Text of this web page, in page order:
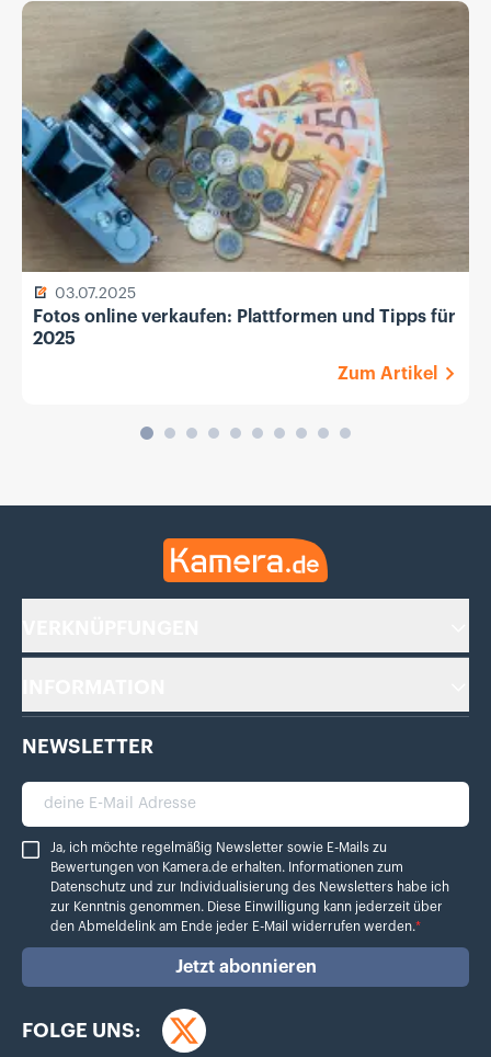
03.07.2025
Fotos online verkaufen: Plattformen und Tipps für
2025
Zum Artikel
Kamera.de
NEWSLETTER
deine E-Mail Adresse
Ja, ich möchte regelmäßig Newsletter sowie E-Mails zu Bewertungen von
Ja, ich möchte regelmäßig Newsletter sowie E-Mails zu
Bewertungen von Kamera.de erhalten. Informationen zum
Datenschutz und zur Individualisierung des Newsletters habe ich
zur Kenntnis genommen. Diese Einwilligung kann jederzeit über
den Abmeldelink am Ende jeder E-Mail widerrufen werden.*
Jetzt abonnieren
FOLGE UNS:
Twitter